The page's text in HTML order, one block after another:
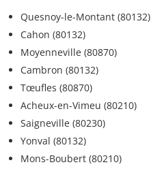
Quesnoy-le-Montant (80132)
Cahon (80132)
Moyenneville (80870)
Cambron (80132)
Tœufles (80870)
Acheux-en-Vimeu (80210)
Saigneville (80230)
Yonval (80132)
Mons-Boubert (80210)